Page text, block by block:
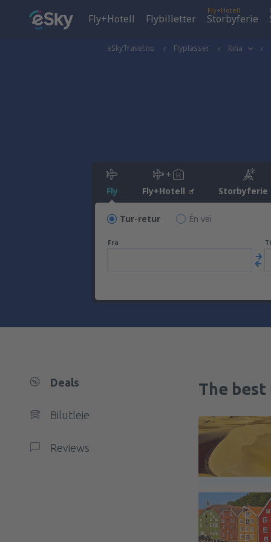
Fly+Hotell Flybilletter
Fly+Hotell
Storbyferie
eSkyTravel.no Flyplasser Kina
Fly Fly+Hotell Storbyferie
Tur-retur Én vei
Fra
Deals
Bilutleie
Reviews
The